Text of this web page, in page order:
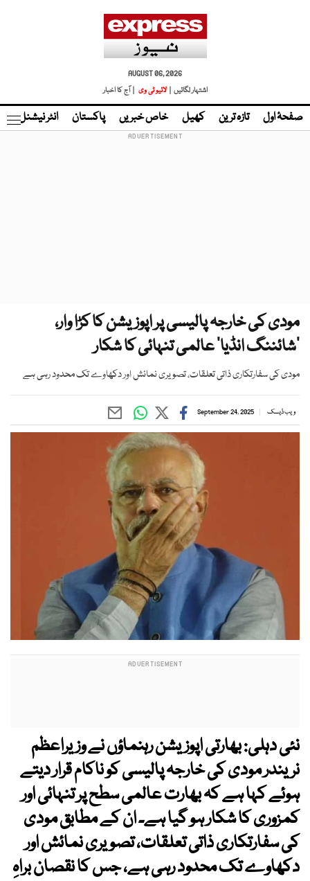
AUGUST 06, 2026
اشتہار لگائیں |
لائیو ٹی وی | آج کا اخبار
صفحۂ اول تازہ ترین کھیل خاص خبریں پاکستان انٹر نیشنل
مودی کی خارجہ پالیسی پر اپوزیشن کا کڑا وار،
’شائننگ انڈیا‘ عالمی تنہائی کا شکار
مودی کی سفارتکاری ذاتی تعلقات، تصویری نمائش اور دکھاوے تک محدود رہی ہے
ویب ڈیسک September 24, 2025
نئی دہلی: بھارتی اپوزیشن رہنماؤں نے وزیراعظم
نریندر مودی کی خارجہ پالیسی کو ناکام قرار دیتے
ہوئے کہا ہے کہ بھارت عالمی سطح پر تنہائی اور
کمزوری کا شکار ہو گیا ہے۔ ان کے مطابق مودی
کی سفارتکاری ذاتی تعلقات، تصویری نمائش اور
دکھاوے تک محدود رہی ہے، جس کا نقصان براہِ